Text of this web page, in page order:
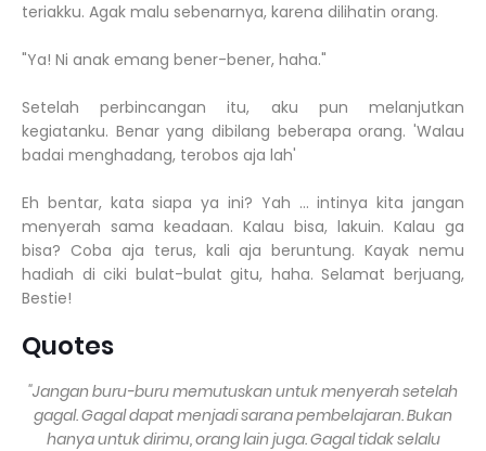
teriakku. Agak malu sebenarnya, karena dilihatin orang.
"Ya! Ni anak emang bener-bener, haha."
Setelah perbincangan itu, aku pun melanjutkan
kegiatanku. Benar yang dibilang beberapa orang. 'Walau
badai menghadang, terobos aja lah'
Eh bentar, kata siapa ya ini? Yah … intinya kita jangan
menyerah sama keadaan. Kalau bisa, lakuin. Kalau ga
bisa? Coba aja terus, kali aja beruntung. Kayak nemu
hadiah di ciki bulat-bulat gitu, haha. Selamat berjuang,
Bestie!
Quotes
"Jangan buru-buru memutuskan untuk menyerah setelah
gagal. Gagal dapat menjadi sarana pembelajaran. Bukan
hanya untuk dirimu, orang lain juga. Gagal tidak selalu